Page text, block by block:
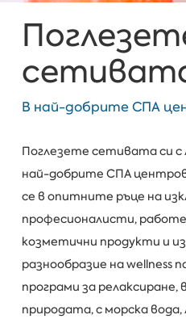
В най-добрите СПА
Поглезете сетивата си с
най-добрите СПА
се в опитните ръце на
професионалисти,
козметични продукти и
разнообразие на wellness
програми за релаксиране,
природата, с морска вода,